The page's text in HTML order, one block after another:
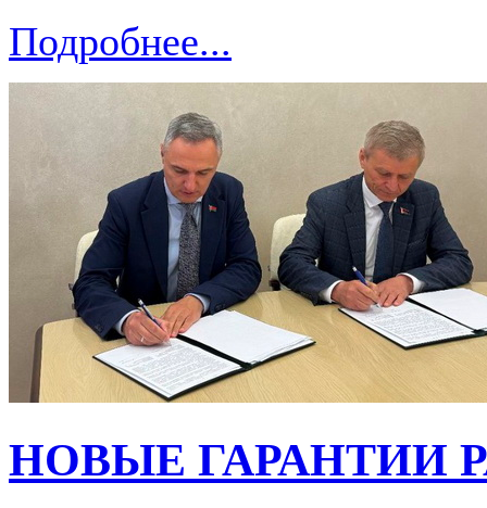
Подробнее...
НОВЫЕ ГАРАНТИИ